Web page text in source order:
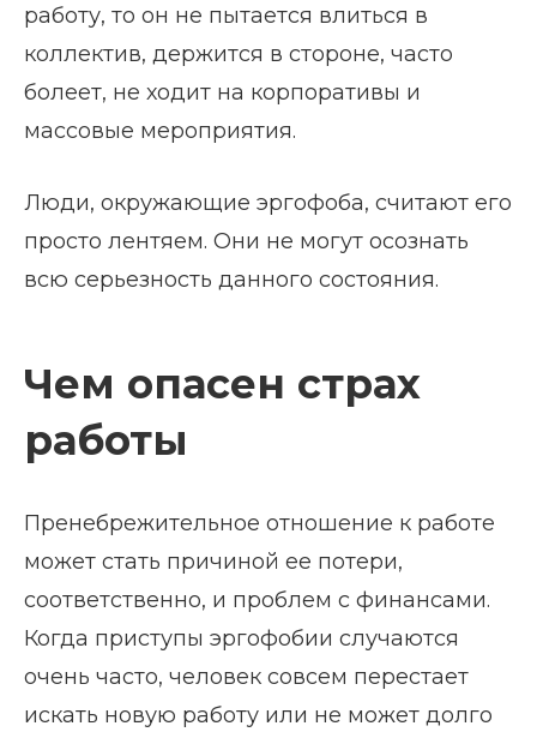
работу, то он не пытается влиться в
коллектив, держится в стороне, часто
болеет, не ходит на корпоративы и
массовые мероприятия.
Люди, окружающие эргофоба, считают его
просто лентяем. Они не могут осознать
всю серьезность данного состояния.
Чем опасен страх
работы
Пренебрежительное отношение к работе
может стать причиной ее потери,
соответственно, и проблем с финансами.
Когда приступы эргофобии случаются
очень часто, человек совсем перестает
искать новую работу или не может долго